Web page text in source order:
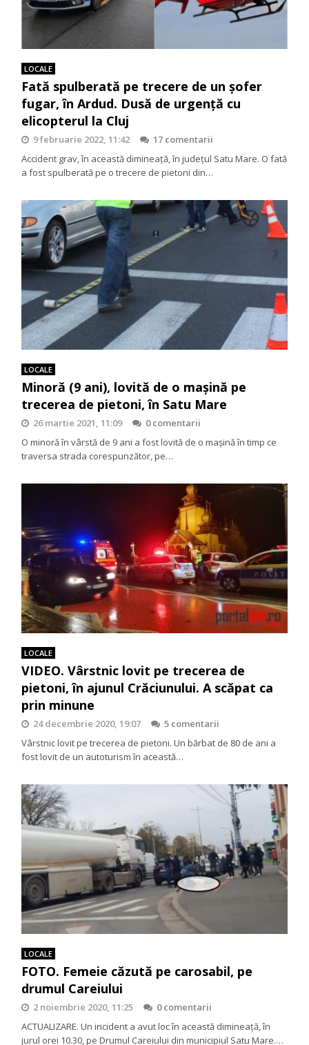
LOCALE
Fată spulberată pe trecere de un șofer
fugar, în Ardud. Dusă de urgență cu
elicopterul la Cluj
9 februarie 2022, 11:42
17 comentarii
Accident grav, în această dimineață, în județul Satu Mare. O fată
a fost spulberată pe o trecere de pietoni din…
LOCALE
Minoră (9 ani), lovită de o mașină pe
trecerea de pietoni, în Satu Mare
26 martie 2021, 11:09
0 comentarii
O minoră în vârstă de 9 ani a fost lovită de o mașină în timp ce
traversa strada corespunzător, pe…
LOCALE
VIDEO. Vârstnic lovit pe trecerea de
pietoni, în ajunul Crăciunului. A scăpat ca
prin minune
24 decembrie 2020, 19:07
5 comentarii
Vârstnic lovit pe trecerea de pietoni. Un bărbat de 80 de ani a
fost lovit de un autoturism în această…
LOCALE
FOTO. Femeie căzută pe carosabil, pe
drumul Careiului
2 noiembrie 2020, 11:25
0 comentarii
ACTUALIZARE. Un incident a avut loc în această dimineață, în
jurul orei 10.30, pe Drumul Careiului din municipiul Satu Mare.…